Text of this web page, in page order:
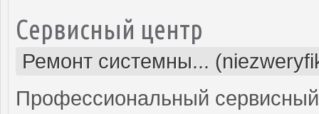
Сервисный центр
Ремонт системны...
Профессиональный